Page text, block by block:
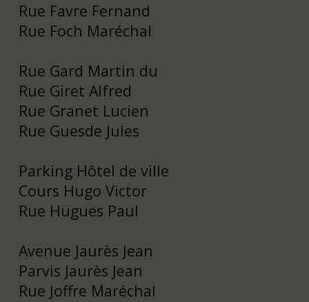
Rue Favre Fernand
Rue Foch Maréchal
Rue Gard Martin du
Rue Giret Alfred
Rue Granet Lucien
Rue Guesde Jules
Parking Hôtel de ville
Cours Hugo Victor
Rue Hugues Paul
Avenue Jaurès Jean
Parvis Jaurès Jean
Rue Joffre Maréchal